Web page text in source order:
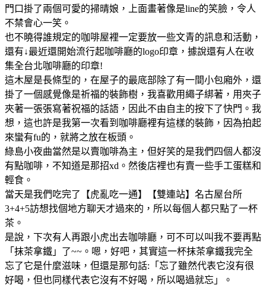
門口掛了兩個可愛的掃晴娘，上面畫著像是line的笑臉，令人
不禁會心一笑。
也不曉得誰規定的咖啡屋裡一定要放一些文青的訊息和活動，
還有↓最近還開始流行起咖啡廳的logo印章，據說還有人在收
集全台北咖啡廳的印章!
這木屋是長條型的，在屋子的最底部除了有一間小包廂外，還
掛了一個感覺像是祈福的裝飾樹，我喜歡用繩子綁著，用夾子
夾著一張張寫著祝福的話語，因此不由自主的按下了快門。我
想，這也許是我第一次看到咖啡廳裡有這樣的裝飾，因為拍起
來蠻有fu的，就將之放在板頭。
綠島小夜曲當然是以賣咖啡為主，但好笑的是我們四個人都沒
有點咖啡，不知道是那招xd。然後店裡也有賣一些手工蛋糕和
輕食。
當天是我們吃完了【虎亂吃一通】【雙連站】名古屋台所
3+4+5訪想找個地方聊天才過來的，所以每個人都只點了一杯
茶。
是說，下次有人再跟小虎出去咖啡廳，可不可以叫我不要再點
「抹茶拿鐵」了~~。嗯，好吧，其實這一杯抹茶拿鐵我完全
忘了它是什麼滋味，但還是那句話:「忘了雖然代表它沒有很
好喝，但也同樣代表它沒有不好喝，所以喝過就忘」。